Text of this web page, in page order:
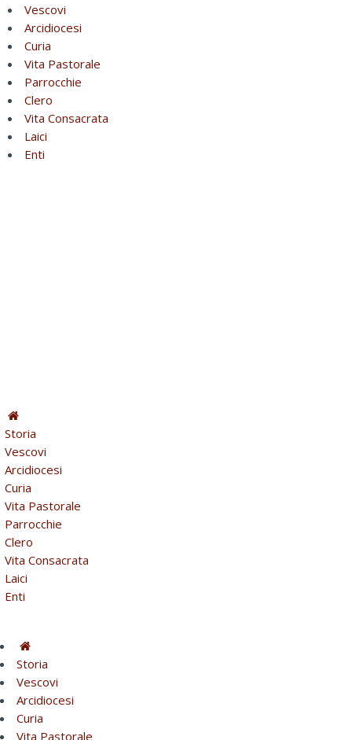
Vescovi
Arcidiocesi
Curia
Vita Pastorale
Parrocchie
Clero
Vita Consacrata
Laici
Enti
Storia
Vescovi
Arcidiocesi
Curia
Vita Pastorale
Parrocchie
Clero
Vita Consacrata
Laici
Enti
Storia
Vescovi
Arcidiocesi
Curia
Vita Pastorale